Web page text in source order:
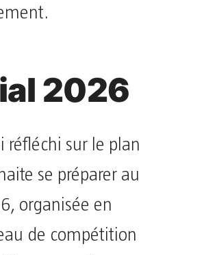
2026
réfléchi sur le plan
se préparer au
organisée en
de compétition